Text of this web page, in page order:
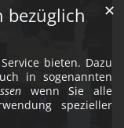
bezüglich
bieten. Dazu
in sogenannten
wenn Sie alle
spezieller
✕